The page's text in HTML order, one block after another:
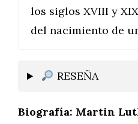
los siglos XVIII y
del nacimiento de
RESEÑA
Biografía: Martin